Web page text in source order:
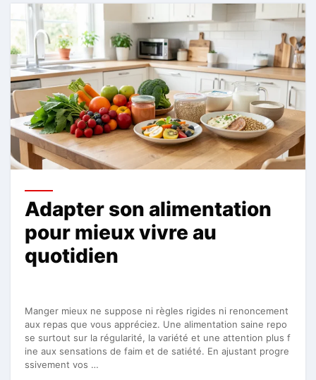
Adapter son alimentation
pour mieux vivre au
quotidien
Manger mieux ne suppose ni règles rigides ni renoncement
aux repas que vous appréciez. Une alimentation saine repo
se surtout sur la régularité, la variété et une attention plus f
ine aux sensations de faim et de satiété. En ajustant progre
ssivement vos …